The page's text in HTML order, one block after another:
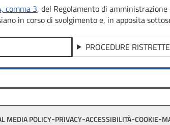
comma 3, del Regolamento di
in corso di svolgimento e, in apposita
PROCEDURE RISTRETTE
MEDIA POLICY PRIVACY ACCESSIBILITÀ COOKIE